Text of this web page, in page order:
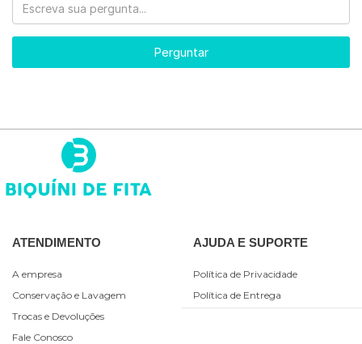
Perguntar
ATENDIMENTO
A empresa
Conservação e Lavagem
Trocas e Devoluções
Fale Conosco
AJUDA E SUPORTE
Política de Privacidade
Política de Entrega